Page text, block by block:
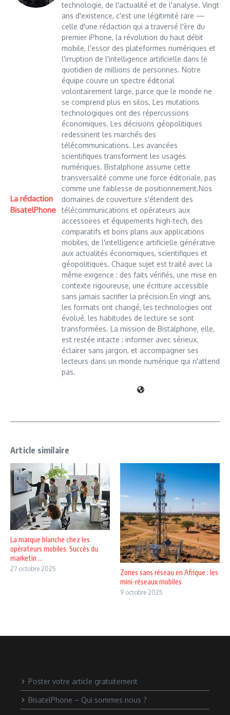
La rédaction
BisatelPhone
technologie, de l'actualité et de l'analyse. Vingt
ans d'existence, c'est une légitimité rare —
celle d'une rédaction qui a traversé l'ère du
premier iPhone, la révolution du haut débit
mobile, l'essor des plateformes numériques et
l'irruption de l'intelligence artificielle dans le
quotidien de millions de personnes. Notre
équipe couvre un spectre éditorial
volontairement large, parce que le monde ne
se comprend plus en silos. Les mutations
technologiques ont des répercussions
économiques. Les décisions géopolitiques
redessinent les marchés des
télécommunications. Les avancées
scientifiques transforment les usages
numériques. Bistalphone assume cette
transversalité comme une force éditoriale, pas
comme une faiblesse de positionnement.Nos
domaines de couverture s'étendent des
télécommunications et opérateurs aux
accessoires et équipements high-tech, des
comparatifs et bons plans aux applications
mobiles, de l'intelligence artificielle générative
aux actualités économiques, scientifiques et
géopolitiques. Chaque sujet est traité avec la
même exigence : des faits vérifiés, une mise en
contexte rigoureuse, une écriture accessible
sans jamais sacrifier la précision.En vingt ans,
les formats ont changé, les technologies ont
évolué, les habitudes de lecture se sont
transformées. La mission de Bistalphone, elle,
est restée intacte : informer avec sérieux,
éclairer sans jargon, et accompagner ses
lecteurs dans un monde numérique qui n'attend
pas.
Article similaire
La marque blanche chez les
opérateurs mobiles. Succès du
marketin ...
27 octobre 2025
Zones sans réseau en Afrique : les
mini-réseaux mobiles
9 octobre 2025
Poster votre article gratuitement
BisatelPhone – Qui sommes nous ?